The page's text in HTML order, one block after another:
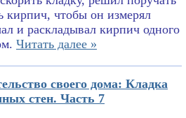
кирпич, чтобы он измерял
и раскладывал кирпич одного
Читать далее »
своего дома: Кладка
стен. Часть 7